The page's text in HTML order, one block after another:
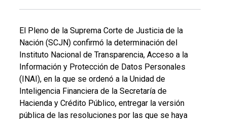
El Pleno de la Suprema Corte de Justicia de la
Nación (SCJN) confirmó la determinación del
Instituto Nacional de Transparencia, Acceso a la
Información y Protección de Datos Personales
(INAI), en la que se ordenó a la Unidad de
Inteligencia Financiera de la Secretaría de
Hacienda y Crédito Público, entregar la versión
pública de las resoluciones por las que se haya